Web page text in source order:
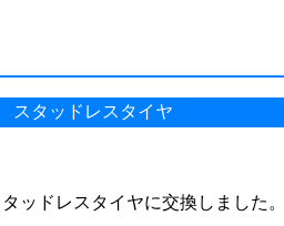
スタッドレスタイヤ
ッドレスタイヤに交換しました